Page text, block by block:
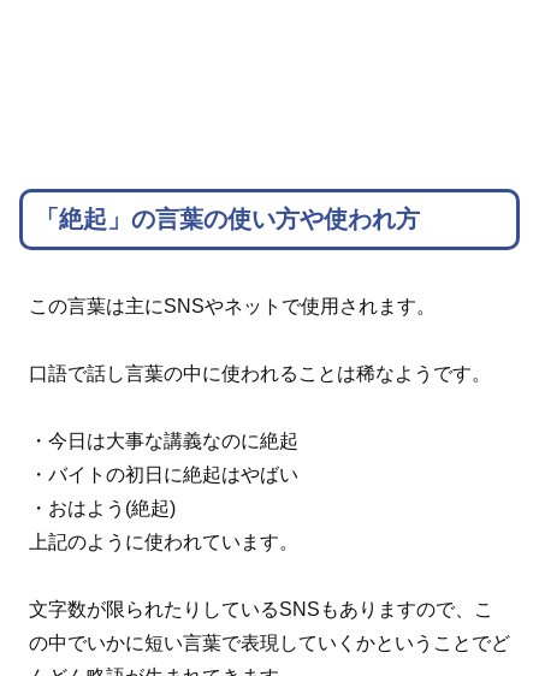
「絶起」の言葉の使い方や使われ方
この言葉は主にSNSやネットで使用されます。
口語で話し言葉の中に使われることは稀なようです。
・今日は大事な講義なのに絶起
・バイトの初日に絶起はやばい
・おはよう(絶起)
上記のように使われています。
文字数が限られたりしているSNSもありますので、こ
の中でいかに短い言葉で表現していくかということでど